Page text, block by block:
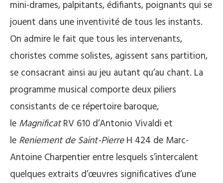
mini-drames, palpitants, édifiants, poignants qui se
jouent dans une inventivité de tous les instants.
On admire le fait que tous les intervenants,
choristes comme solistes, agissent sans partition,
se consacrant ainsi au jeu autant qu’au chant. La
programme musical comporte deux piliers
consistants de ce répertoire baroque,
le MagnificatRV 610 d’Antonio Vivaldi et
le Reniement de Saint-PierreH 424 de Marc-
Antoine Charpentier entre lesquels s’intercalent
quelques extraits d’œuvres significatives d’une